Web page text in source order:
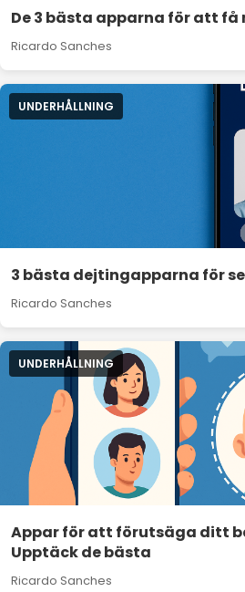
De 3 bästa apparna för att få
Ricardo Sanches
UNDERHÅLLNING
3 bästa dejtingapparna för
Ricardo Sanches
UNDERHÅLLNING
Appar för att förutsäga ditt
Upptäck de bästa
Ricardo Sanches